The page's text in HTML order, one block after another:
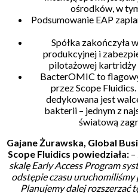
ośrodków, w
Podsumowanie EAP
Spółka zakończyła
produkcyjnej i
pilotażowej kartridży
BacterOMIC to
przez Scope
dedykowana jest
bakterii – jednym z
światową
Gajane Żurawska, Global
Scope Fluidics powiedziała: –
skalę Early Access Program
odstępie czasu
Planujemy dalej rozszerzać